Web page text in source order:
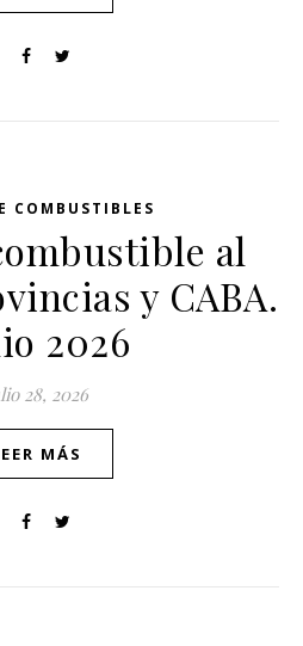
COMBUSTIBLES
al
y CABA.
2026
28, 2026
MÁS